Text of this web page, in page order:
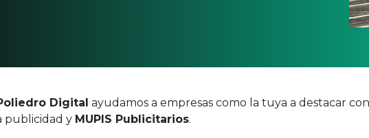
Digital ayudamos a empresas como la tuya a destacar
publicidad y MUPIS Publicitarios.